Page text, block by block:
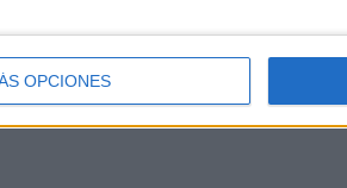
OPCIONES
todo es ponerse y tener ganas.